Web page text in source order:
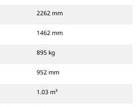
2262 mm
1462 mm
895 kg
952 mm
1.03 m³